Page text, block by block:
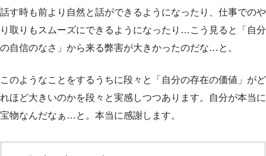
話す時も前より自然と話ができるようになったり、仕事でのや
り取りもスムーズにできるようになったり…こう見ると「自分
の自信のなさ」から来る弊害が大きかったのだな…と。
このようなことをするうちに段々と「自分の存在の価値」がど
れほど大きいのかを段々と実感しつつあります。自分が本当に
宝物なんだなぁ…と。本当に感謝します。